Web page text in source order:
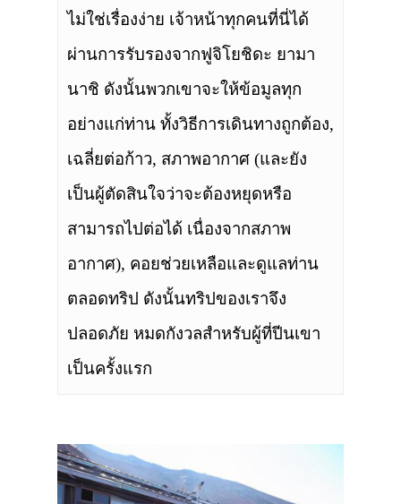
ไม่ใช่เรื่องง่าย เจ้าหน้าทุกคนที่นี่ได้
ผ่านการรับรองจากฟูจิโยชิดะ ยามา
นาชิ ดังนั้นพวกเขาจะให้ข้อมูลทุก
อย่างแก่ท่าน ทั้งวิธีการเดินทางถูกต้อง,
เฉลี่ยต่อก้าว, สภาพอากาศ (และยัง
เป็นผู้ตัดสินใจว่าจะต้องหยุดหรือ
สามารถไปต่อได้ เนื่องจากสภาพ
อากาศ), คอยช่วยเหลือและดูแลท่าน
ตลอดทริป ดังนั้นทริปของเราจึง
ปลอดภัย หมดกังวลสำหรับผู้ที่ปีนเขา
เป็นครั้งแรก